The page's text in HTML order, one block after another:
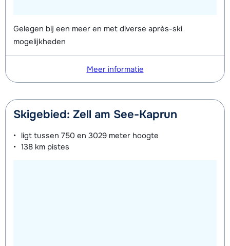
Gelegen bij een meer en met diverse après-ski
mogelijkheden
Meer informatie
Skigebied: Zell am See-Kaprun
ligt tussen 750 en 3029 meter hoogte
138 km pistes